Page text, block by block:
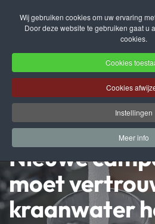
Wij gebruiken cookies om uw ervaring
Door deze website te gebruiken gaat u
cookies.
Cookies
Cookies
Instellingen
Meer info
Terug naar hoofdinhoud
Nieuwe
moet
kraanwater